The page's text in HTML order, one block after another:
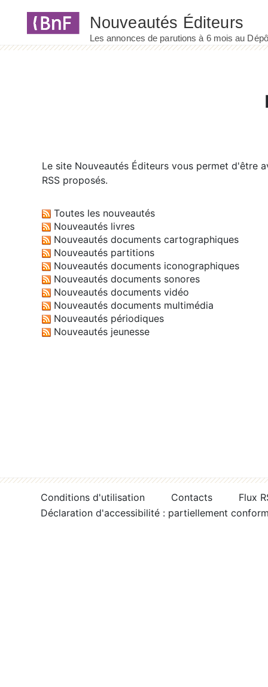
Le site Nouveautés Éditeurs vous permet d'être
RSS proposés.
Toutes les nouveautés
Nouveautés livres
Nouveautés documents cartographiques
Nouveautés partitions
Nouveautés documents iconographiques
Nouveautés documents sonores
Nouveautés documents vidéo
Nouveautés documents multimédia
Nouveautés périodiques
Nouveautés jeunesse
Conditions d'utilisation Contacts
Flux
Déclaration d'accessibilité : partiellement